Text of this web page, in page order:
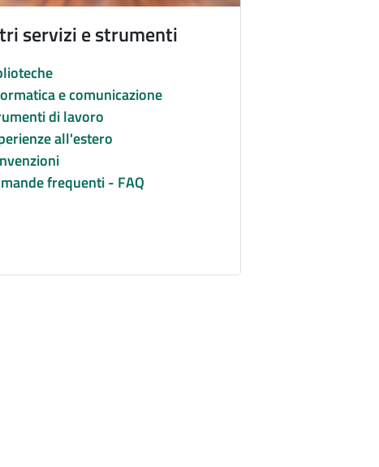
servizi e strumenti
e comunicazione
di lavoro
all'estero
frequenti - FAQ